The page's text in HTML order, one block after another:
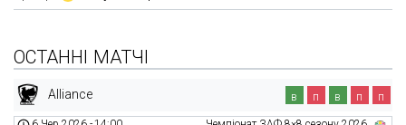
ОСТАННІ МАТЧІ
Alliance в п в п п